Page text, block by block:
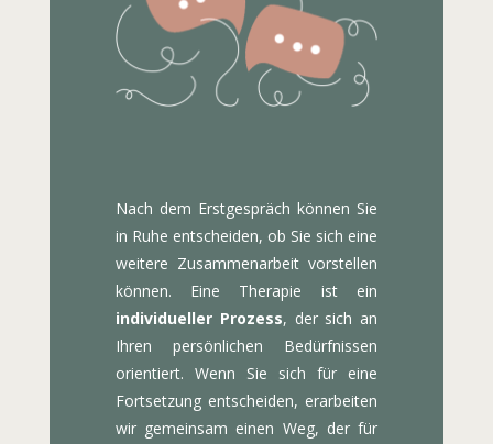
Nach dem Erstgespräch können Sie
in Ruhe entscheiden, ob Sie sich eine
weitere Zusammenarbeit vorstellen
können. Eine Therapie ist ein
individueller Prozess, der sich an
Ihren persönlichen Bedürfnissen
orientiert. Wenn Sie sich für eine
Fortsetzung entscheiden, erarbeiten
wir gemeinsam einen Weg, der für